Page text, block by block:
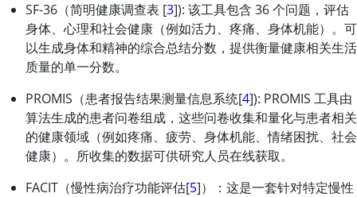
SF-36（简明健康调查表 [3]): 该工具包含 36 个问题，评估
身体、心理和社会健康（例如活力、疼痛、身体机能）。可
以生成身体和精神的综合总结分数，提供衡量健康相关生活
质量的单一分数。
PROMIS（患者报告结果测量信息系统[4]): PROMIS 工具由
算法生成的患者问卷组成，这些问卷收集和量化与患者相关
的健康领域（例如疼痛、疲劳、身体机能、情绪困扰、社会
健康）。所收集的数据可供研究人员在线获取。
FACIT（慢性病治疗功能评估[5]）：这是一套针对特定慢性